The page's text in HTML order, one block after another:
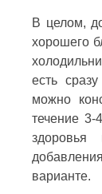
В целом,
хорошего
есть
можно
течение 3-
варианте.